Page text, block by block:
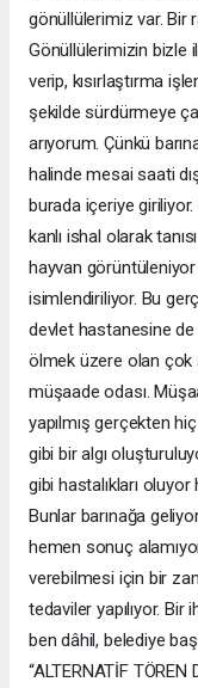
gönüllülerimiz var. Bir
Gönüllülerimizin bizle
verip, kısırlaştırma
şekilde sürdürmeye
arıyorum. Çünkü
halinde mesai saati
burada içeriye
kanlı ishal olarak
hayvan
isimlendiriliyor. Bu
devlet hastanesine
ölmek üzere olan çok
müşaade odası.
yapılmış gerçekten
gibi bir algı
gibi hastalıkları
Bunlar barınağa
hemen sonuç
verebilmesi için bir
tedaviler yapılıyor.
ben dâhil, belediye
“ALTERNATİF TÖREN